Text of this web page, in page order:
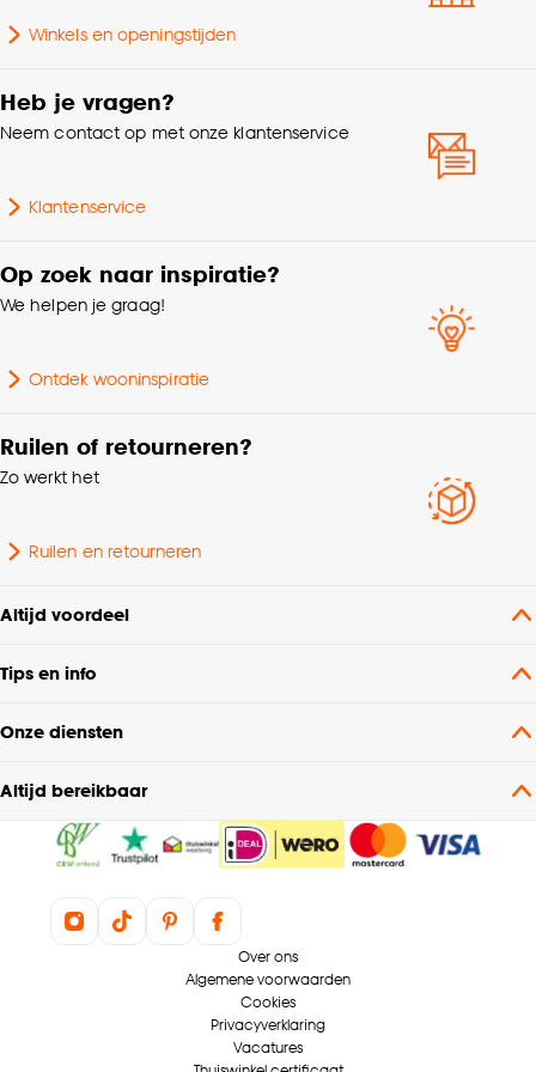
klikken.
kan aanpassen, bekijk hiervoor onze
cookieverklaring.
Aantal stuks
Winkels en openingstijden
Heb je vragen?
Neem contact op met onze klantenservice
Klantenservice
Op zoek naar inspiratie?
We helpen je graag!
Ontdek wooninspiratie
Ruilen of retourneren?
Zo werkt het
Ruilen en retourneren
Altijd voordeel
Tips en info
Onze diensten
Altijd bereikbaar
Over ons
Algemene voorwaarden
Cookies
Privacyverklaring
Vacatures